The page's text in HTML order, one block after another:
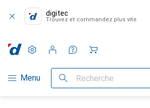
digitec
Trouvez et commandez plus vite
Navigation par catégorie
Menu Recherche
Paramètres
Compte client
Listes de comparaison
Listes d'envies
Panier